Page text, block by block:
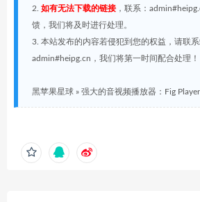
2. 如有无法下载的链接，联系：
馈，我们将及时进行处理。
3. 本站发布的内容若侵犯到您的权益，请联
admin#heipg.cn，我们将第一时间配合处理！
黑苹果星球 » 强大的音视频播放器：Fig